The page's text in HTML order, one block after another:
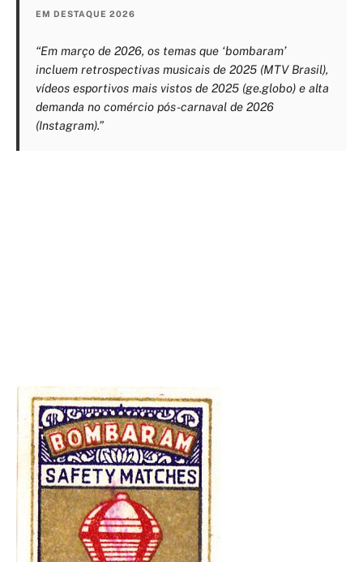
EM DESTAQUE 2026
“Em março de 2026, os temas que ‘bombaram’
incluem retrospectivas musicais de 2025 (MTV Brasil),
vídeos esportivos mais vistos de 2025 (ge.globo) e alta
demanda no comércio pós-carnaval de 2026
(Instagram).”